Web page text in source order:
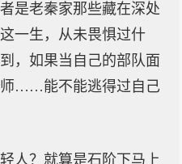
是老秦家那些藏在深处
一生，从未畏惧过什
，如果当自己的部队面
师……能不能逃得过自己
人？就算是石阶下马上